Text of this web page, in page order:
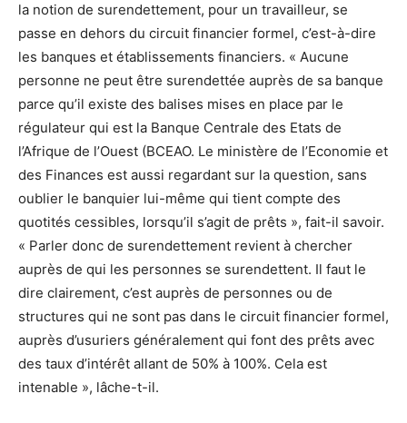
la notion de surendettement, pour un travailleur, se
passe en dehors du circuit financier formel, c’est-à-dire
les banques et établissements financiers. « Aucune
personne ne peut être surendettée auprès de sa banque
parce qu’il existe des balises mises en place par le
régulateur qui est la Banque Centrale des Etats de
l’Afrique de l’Ouest (BCEAO. Le ministère de l’Economie et
des Finances est aussi regardant sur la question, sans
oublier le banquier lui-même qui tient compte des
quotités cessibles, lorsqu’il s’agit de prêts », fait-il savoir.
« Parler donc de surendettement revient à chercher
auprès de qui les personnes se surendettent. Il faut le
dire clairement, c’est auprès de personnes ou de
structures qui ne sont pas dans le circuit financier formel,
auprès d’usuriers généralement qui font des prêts avec
des taux d’intérêt allant de 50% à 100%. Cela est
intenable », lâche-t-il.